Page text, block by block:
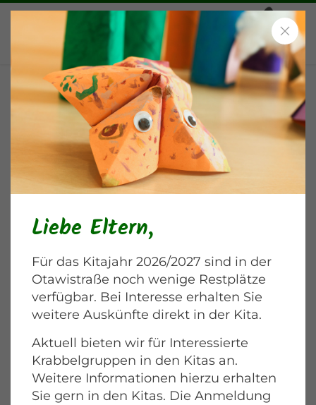
Sommerfest in unserer Kita
Blankenburger Chaussee
Liebe Eltern,
Für das Kitajahr 2026/2027 sind in der
Otawistraße noch wenige Restplätze
verfügbar. Bei Interesse erhalten Sie
weitere Auskünfte direkt in der Kita.
Aktuell bieten wir für Interessierte
Krabbelgruppen in den Kitas an.
Weitere Informationen hierzu erhalten
Sie gern in den Kitas. Die Anmeldung